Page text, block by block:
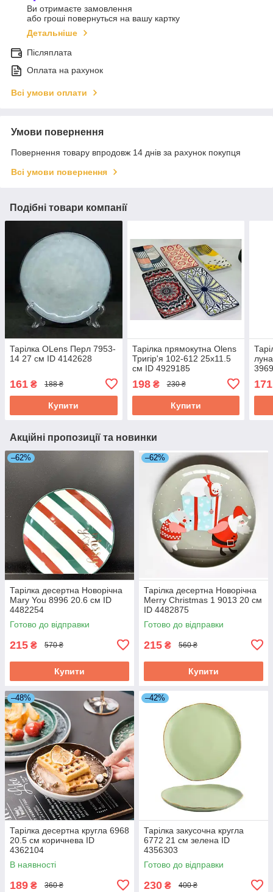
Ви отримаєте замовлення
або гроші повернуться на вашу картку
Детальніше
Післяплата
Оплата на рахунок
Всі умови оплати
Умови повернення
Повернення товару впродовж 14 днів за рахунок покупця
Всі умови повернення
Подібні товари компанії
Тарілка OLens Перл 7953-
14 27 см ID 4142628
161 ₴ 188 ₴
Купити
Тарілка прямокутна Olens
Тригір'я 102-612 25х11.5
см ID 4929185
198₴ 230 ₴
Купити
171
Акційні пропозиції та новинки
–62%
Тарілка десертна Новорічна
Mary You 8996 20.6 см ID
4482254
Готово до відправки
215 ₴ 570 ₴
Купити
–62%
Тарілка десертна Новорічна
Merry Christmas 1 9013 20 см
ID 4482875
Готово до відправки
215 ₴ 560 ₴
Купити
–48%
Тарілка десертна кругла 6968
20.5 см коричнева ID
4362104
В наявності
189 ₴ 360 ₴
–42%
Тарілка закусочна кругла
6772 21 см зелена ID
4356303
Готово до відправки
230 ₴ 400 ₴